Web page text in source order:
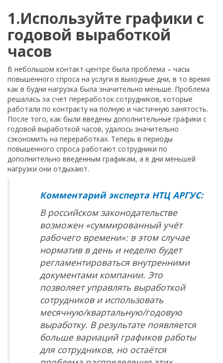
1.Используйте графики с
годовой выработкой
часов
В небольшом контакт-центре была проблема – часы
повышенного спроса на услуги в выходные дни, в то время
как в будни нагрузка была значительно меньше. Проблема
решалась за счет переработок сотрудников, которые
работали по контракту на полную и частичную занятость.
После того, как были введены дополнительные графики с
годовой выработкой часов, удалось значительно
сэкономить на переработках. Теперь в периоды
повышенного спроса работают сотрудники по
дополнительно введенным графикам, а в дни меньшей
нагрузки они отдыхают.
Комментарий эксперта НТЦ АРГУС:
В российском законодательстве
возможен «суммированный учёт
рабочего времени»: в этом случае
норматив в день и неделю будет
регламентироваться внутренними
документами компании. Это
позволяет управлять выработкой
сотрудников и использовать
месячную/квартальную/годовую
выработку. В результате появляется
больше вариаций графиков работы
для сотрудников, но остаётся